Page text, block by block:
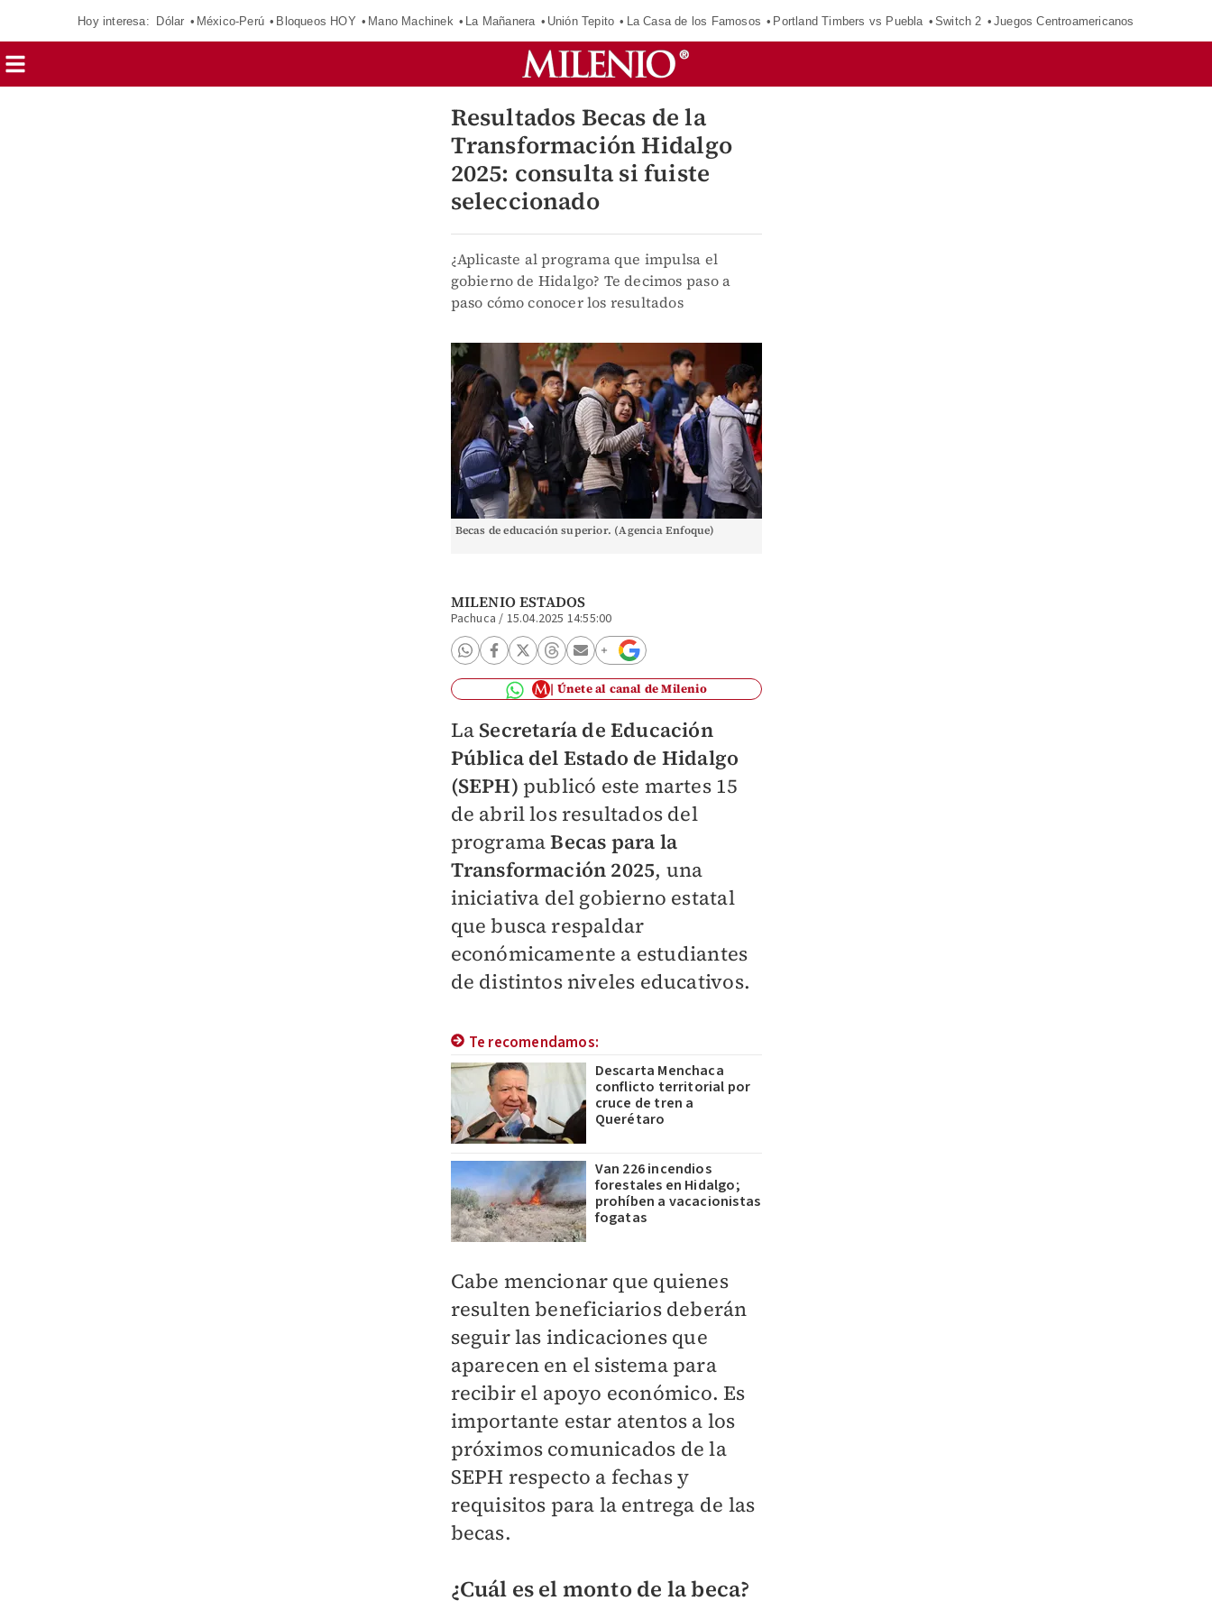
Hoy interesa: Dólar México-Perú Bloqueos HOY Mano Machinek La Mañanera Unión Tepito La Casa de los Famosos Portland Timbers vs Puebla Switch 2 Juegos Centroamericanos
Resultados Becas de la
Transformación Hidalgo
2025: consulta si fuiste
seleccionado
¿Aplicaste al programa que impulsa el
gobierno de Hidalgo? Te decimos paso a
paso cómo conocer los resultados
Becas de educación superior. (Agencia Enfoque)
MILENIO ESTADOS
Pachuca / 15.04.2025 14:55:00
Únete al canal de Milenio
La Secretaría de Educación
Pública del Estado de Hidalgo
(SEPH) publicó este martes 15
de abril los resultados del
programaBecas para la
Transformación 2025, una
iniciativa del gobierno estatal
que busca respaldar
económicamente a estudiantes
de distintos niveles educativos.
Te recomendamos:
Descarta Menchaca
conflicto territorial por
cruce de tren a
Querétaro
Van 226 incendios
forestales en Hidalgo;
prohíben a vacacionistas
fogatas
Cabe mencionar que quienes
resulten beneficiarios deberán
seguir las indicaciones que
aparecen en el sistema para
recibir el apoyo económico. Es
importante estar atentos a los
próximos comunicados de la
SEPH respecto a fechas y
requisitos para la entrega de las
becas.
¿Cuál es el monto de la beca?